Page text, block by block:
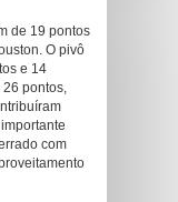
de 19 pontos
O pivô
e 14
pontos,
com